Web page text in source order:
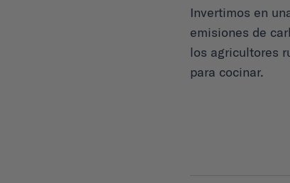
Invertimos en
emisiones de
los agricultores
para cocinar.